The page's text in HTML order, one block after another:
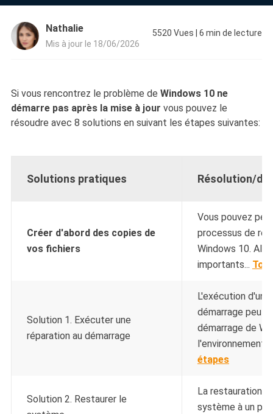
Nathalie
Mis à jour le 18/06/2026
5520 Vues |6 min de lecture
Si vous rencontrez le problème de Windows 10 ne
démarre pas après la mise à jour vous pouvez le
résoudre avec 8 solutions en suivant les étapes suivantes:
Solutions pratiques Résolution/
Créer d'abord des copies de
vos fichiers
Vous pouvez
processus de
Windows 10.
importants...
Solution 1. Exécuter une
réparation au démarrage
L'exécution
démarrage peut
démarrage de
l'environnement
étapes
Solution 2. Restaurer le
La restauration
système à un